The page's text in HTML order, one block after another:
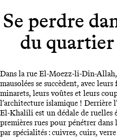
Se perdre
du
Dans la rue El-Moezz-li-Din-Allah,
mausolées se succèdent, avec
minarets, leurs voûtes et leurs
l’architecture islamique ! Derrière
El-Khalili est un dédale de ruelles
premières rues pour pénétrer dans
par spécialités : cuivres, cuirs,